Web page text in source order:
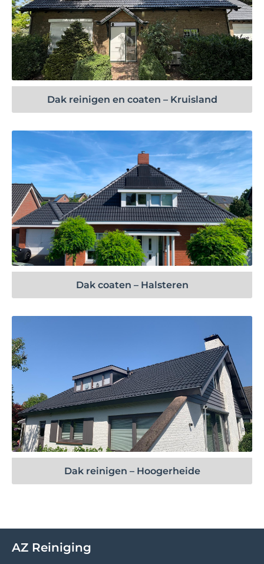
Bekijk project
Dak reinigen en coaten – Kruisland
Bekijk project
Dak coaten – Halsteren
Bekijk project
Dak reinigen – Hoogerheide
AZ Reiniging